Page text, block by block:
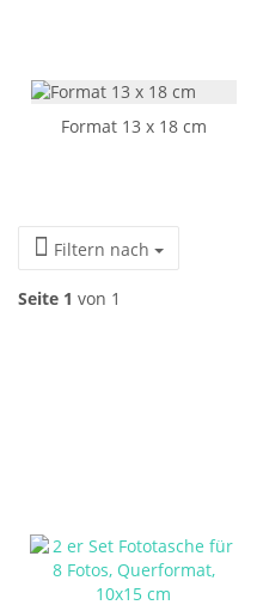
Format 13 x 18 cm
Filtern nach
Seite 1 von 1